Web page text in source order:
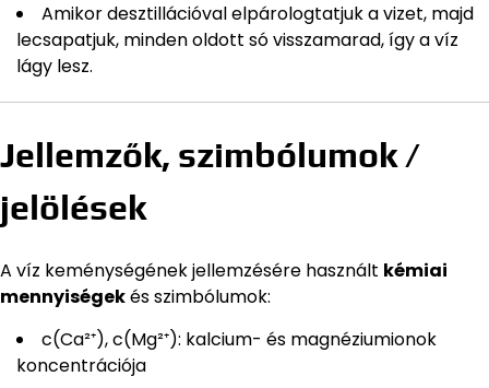
Amikor desztillációval elpárologtatjuk a vizet, majd
lecsapatjuk, minden oldott só visszamarad, így a víz
lágy lesz.
Jellemzők, szimbólumok /
jelölések
A víz keménységének jellemzésére használt kémiai
mennyiségekés szimbólumok:
c(Ca²⁺), c(Mg²⁺): kalcium- és magnéziumionok
koncentrációja